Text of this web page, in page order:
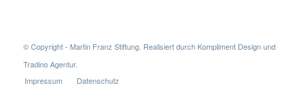
© Copyright - Martin Franz Stiftung. Realisiert durch Kompliment Designund
Tradino Agentur.
Impressum
Datenschutz